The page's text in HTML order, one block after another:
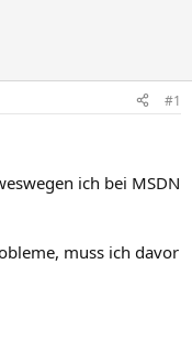
#1
ich bei MSDN
muss ich davor